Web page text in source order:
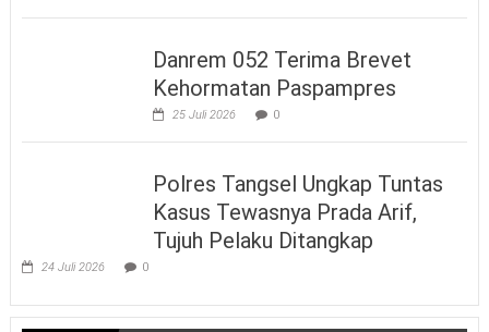
Danrem 052 Terima Brevet
Kehormatan Paspampres
25 Juli 2026 0
Polres Tangsel Ungkap Tuntas
Kasus Tewasnya Prada Arif,
Tujuh Pelaku Ditangkap
24 Juli 2026 0